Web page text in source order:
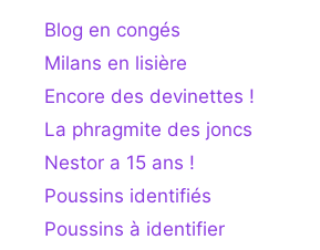
Blog en congés
Milans en lisière
Encore des devinettes !
La phragmite des joncs
Nestor a 15 ans !
Poussins identifiés
Poussins à identifier